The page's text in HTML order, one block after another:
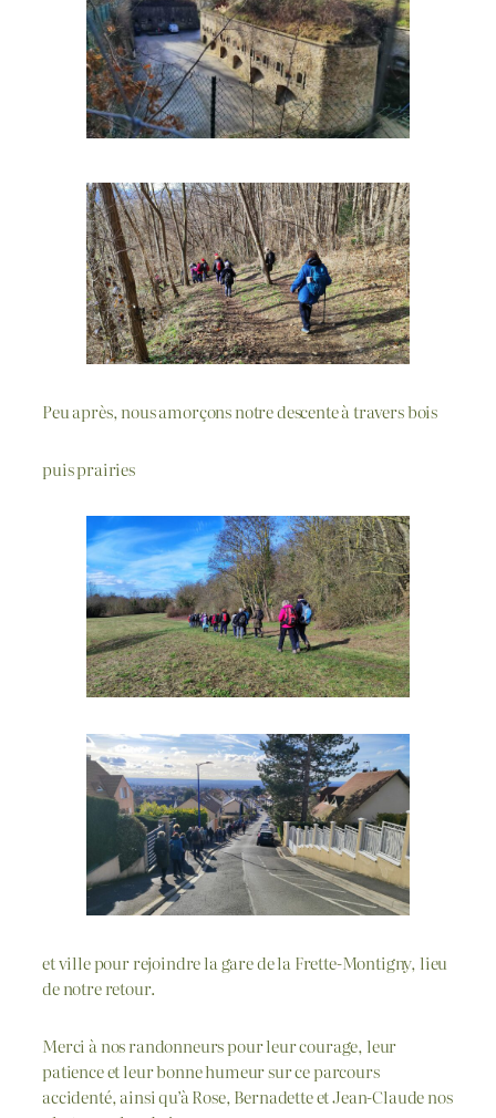
Peu après, nous amorçons notre descente à travers bois
puis prairies
et ville pour rejoindre la gare de la Frette-Montigny, lieu
de notre retour.
Merci à nos randonneurs pour leur courage, leur
patience et leur bonne humeur sur ce parcours
accidenté, ainsi qu’à Rose, Bernadette et Jean-Claude nos